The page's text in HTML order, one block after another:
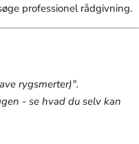
professionel rådgivning.
rygsmerter)".
- se hvad du selv kan